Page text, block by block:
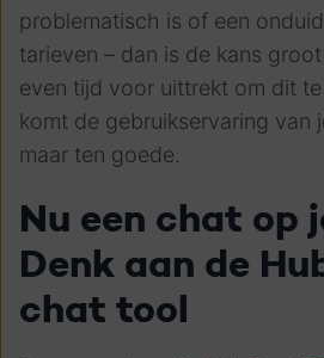
problematisch is of een
tarieven – dan is de kans
even tijd voor uittrekt om dit
komt de gebruikservaring van
maar ten goede.
Nu een chat op
Denk aan de
chat tool